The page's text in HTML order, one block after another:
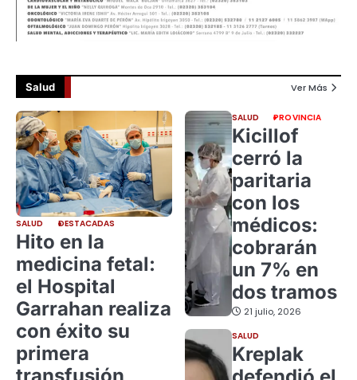
Salud Ver Más
SALUD DESTACADAS
Hito en la
medicina fetal:
el Hospital
Garrahan realiza
con éxito su
primera
SALUD PROVINCIA
Kicillof
cerró la
paritaria
con los
médicos:
cobrarán
un 7% en
dos tramos
21 julio, 2026
SALUD
Kreplak